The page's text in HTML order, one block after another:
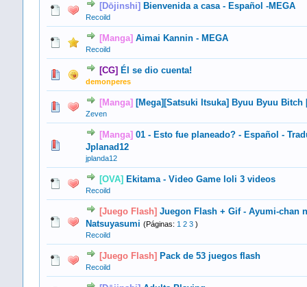
[Dōjinshi] Bienvenida a casa - Español -MEGA
Recoild
2 voto(s) - Media 5 de 5
12345
[Manga] Aimai Kannin - MEGA
Recoild
1 voto(s) - Media 5 de 5
1234 5
[CG] Él se dio cuenta!
demonperes
1 voto(s) - Media 5 de 5
1 23 45
[Manga] [Mega][Satsuki Itsuka] Byuu Byuu
Zeven
2 voto(s) - Media 5 de 5
1234 5
[Manga] 01 - Esto fue planeado? - Español -
Jplanad12
jplanda12
0 voto(s) - Media 0 de 5
123
[OVA] Ekitama - Video Game loli 3 videos
Recoild
2 voto(s) - Media 5 de 5
12 345
[Juego Flash] Juegon Flash + Gif - Ayumi-chan
Natsuyasumi (Páginas: 1 2 3 )
Recoild
3 voto(s) - Media 5 de 5
12345
[Juego Flash] Pack de 53 juegos flash
Recoild
2 voto(s) - Media 5 de 5
123 4 5